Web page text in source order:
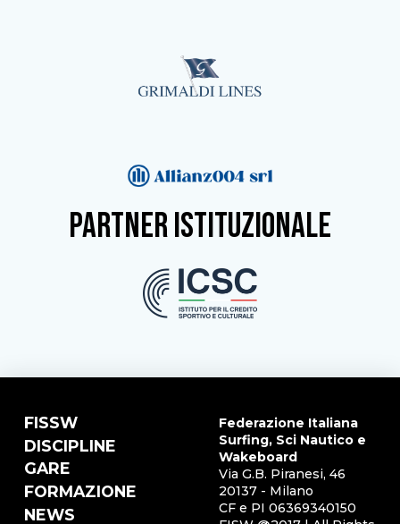
partner istituzionale
FISSW
DISCIPLINE
GARE
FORMAZIONE
NEWS
Federazione Italiana
Surfing, Sci Nautico e
Wakeboard
Via G.B. Piranesi, 46
20137 - Milano
CF e PI 06369340150